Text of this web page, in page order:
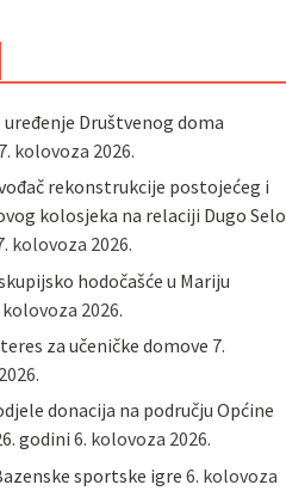
Društvenog doma
7. kolovoza 2026.
rekonstrukcije postojećeg i
kolosjeka na relaciji Dugo Selo
kolovoza 2026.
hodočašće u Mariju
kolovoza 2026.
za učeničke domove 7.
donacija na području Općine
godini 6. kolovoza 2026.
sportske igre6. kolovoza